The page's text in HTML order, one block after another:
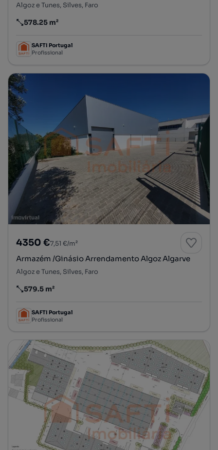
Algoz e Tunes, Silves, Faro
Preço por metro quadrado
578.25 m²
SAFTI Portugal
Profissional
4350 €7,51 €/m²
Armazém /Ginásio Arrendamento Algoz Algarve
Algoz e Tunes, Silves, Faro
Preço por metro quadrado
579.5 m²
SAFTI Portugal
Profissional